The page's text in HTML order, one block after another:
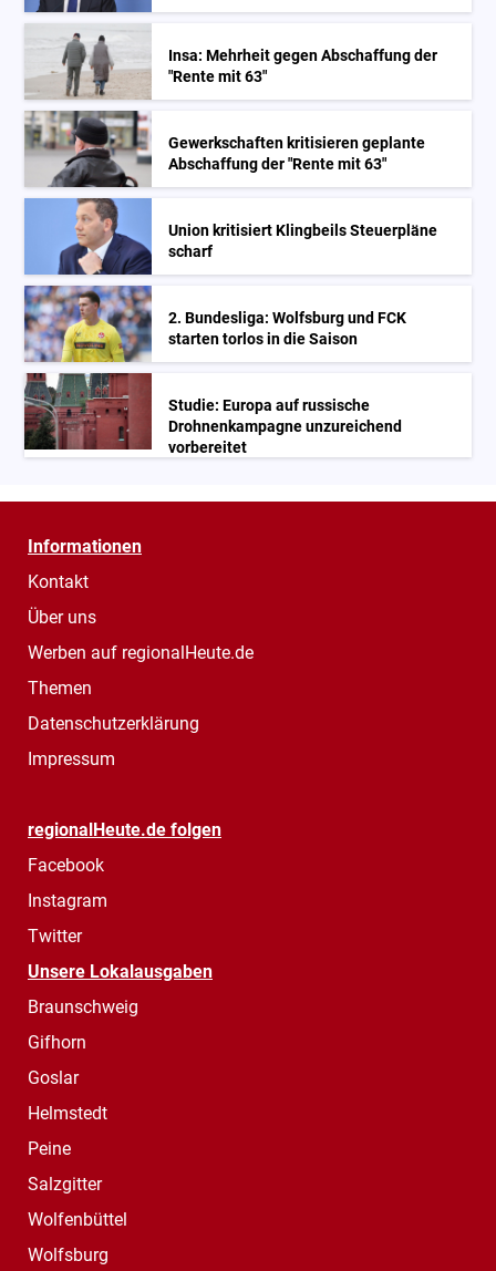
Insa: Mehrheit gegen Abschaffung der
"Rente mit 63"
Gewerkschaften kritisieren geplante
Abschaffung der "Rente mit 63"
Union kritisiert Klingbeils Steuerpläne
scharf
2. Bundesliga: Wolfsburg und FCK
starten torlos in die Saison
Studie: Europa auf russische
Drohnenkampagne unzureichend
vorbereitet
Informationen
Kontakt
Über uns
Werben auf regionalHeute.de
Themen
Datenschutzerklärung
Impressum
regionalHeute.de folgen
Facebook
Instagram
Twitter
Unsere Lokalausgaben
Braunschweig
Gifhorn
Goslar
Helmstedt
Peine
Salzgitter
Wolfenbüttel
Wolfsburg